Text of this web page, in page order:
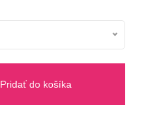
Pridať do košíka